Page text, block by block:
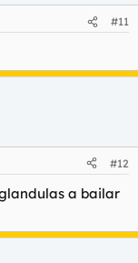
#11
#12
a bailar